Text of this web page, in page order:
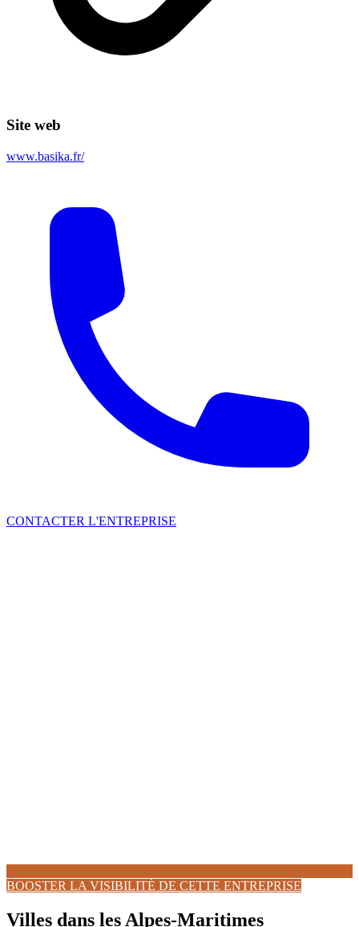
Site web
www.basika.fr/
CONTACTER L'ENTREPRISE
BOOSTER LA VISIBILITÉ DE CETTE ENTREPRISE
Villes dans les Alpes-Maritimes